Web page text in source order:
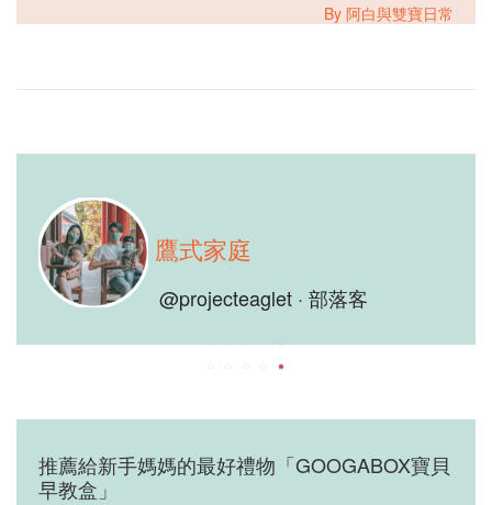
By 阿白與雙寶日常
鷹式家庭
@projecteaglet · 部落客
推薦給新手媽媽的最好禮物「GOOGABOX寶貝
早教盒」